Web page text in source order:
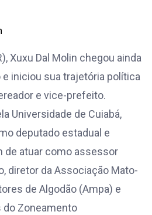
Xuxu Dal Molin chegou ainda
iniciou sua trajetória política
e vice-prefeito.
Universidade de Cuiabá,
deputado estadual e
de atuar como assessor
diretor da Associação Mato-
de Algodão (Ampa) e
do Zoneamento